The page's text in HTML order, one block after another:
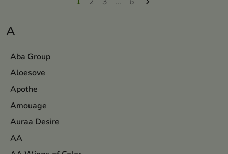
A
Aba Group
Aloesove
Apothe
Amouage
Auraa Desire
AA